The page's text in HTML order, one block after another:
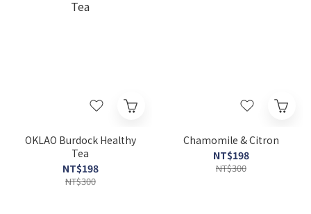
OKLAO Burdock Healthy
Tea
NT$198
NT$300
Chamomile & Citron
NT$198
NT$300